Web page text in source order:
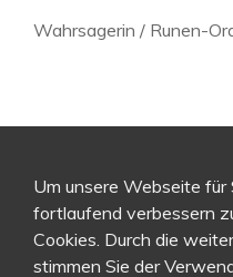
Wahrsagerin / Runen-
Um unsere Webseite
fortlaufend verbessern
Cookies. Durch die
stimmen Sie der